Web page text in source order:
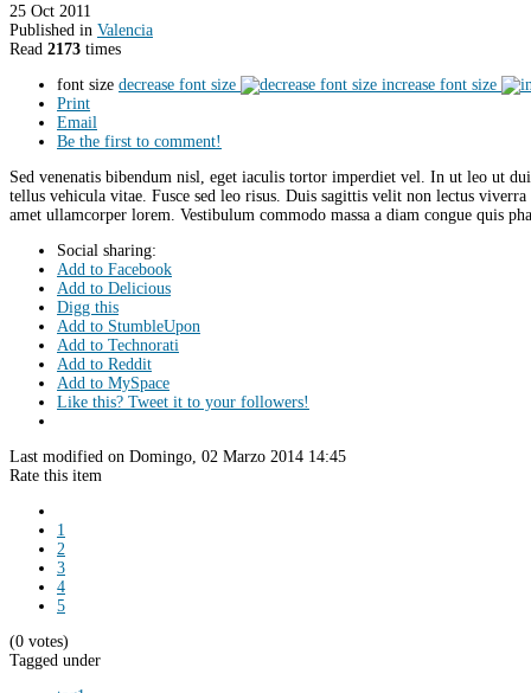
25 Oct 2011
Published in Valencia
Read 2173 times
font size decrease font size
increase font size
Print
Email
Be the first to comment!
Sed venenatis bibendum nisl, eget iaculis tortor imperdiet vel. In ut leo ut
tellus vehicula vitae. Fusce sed leo risus. Duis sagittis velit non lectus
amet ullamcorper lorem. Vestibulum commodo massa a diam congue quis
Social sharing:
Add to Facebook
Add to Delicious
Digg this
Add to StumbleUpon
Add to Technorati
Add to Reddit
Add to MySpace
Like this? Tweet it to your followers!
Last modified on Domingo, 02 Marzo 2014 14:45
Rate this item
1
2
3
4
5
(0 votes)
Tagged under